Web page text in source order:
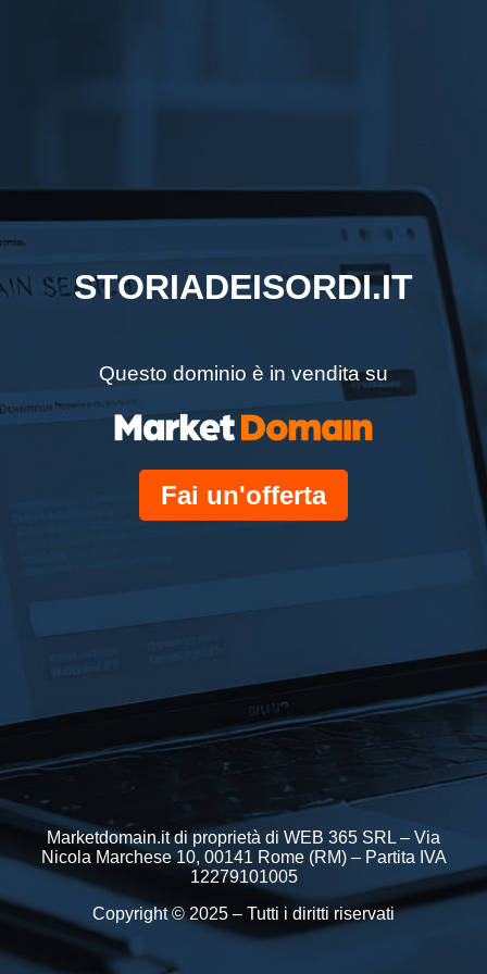
STORIADEISORDI.IT
Questo dominio è in vendita su
Fai un'offerta
Marketdomain.it di proprietà di WEB 365 SRL – Via
Nicola Marchese 10, 00141 Rome (RM) – Partita IVA
12279101005
Copyright © 2025 – Tutti i diritti riservati